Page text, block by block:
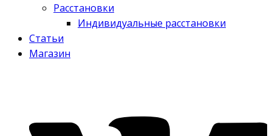
Расстановки
Индивидуальные расстановки
Статьи
Магазин